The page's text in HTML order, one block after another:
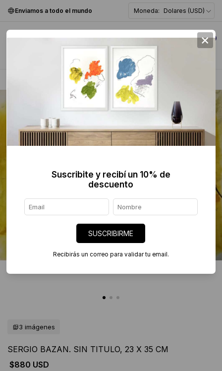
Enviamos a todo el mundo Moneda: Dolares (USD)
0
Figurativa >
3 imágenes
SERGIO BAZAN. SIN TITULO, 23 X 35 CM
$880 USD
×
Suscribite y recibí un 10% de
descuento
SUSCRIBIRME
Recibirás un correo para validar tu email.